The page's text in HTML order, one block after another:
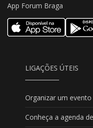
App Forum Braga
LIGAÇÕES ÚTEIS
Organizar um evento
Conheça a agenda